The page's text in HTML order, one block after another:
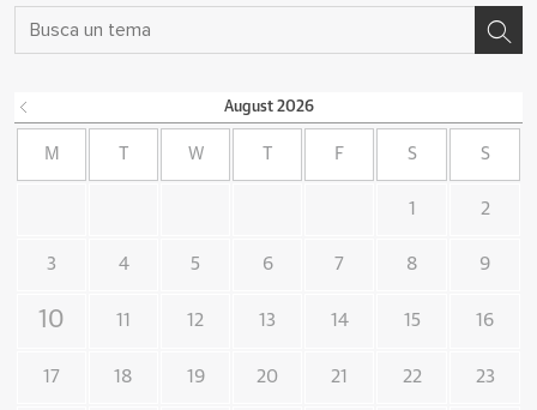
August 2026
M W F S S
1 2
3 4 5 6 7 8 9
10 11 12 13 14 15 16
17 18 19 20 21 22 23